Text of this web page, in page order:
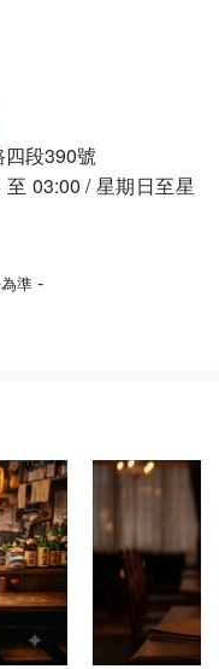
段390號
03:00 / 星期日至星
準 -